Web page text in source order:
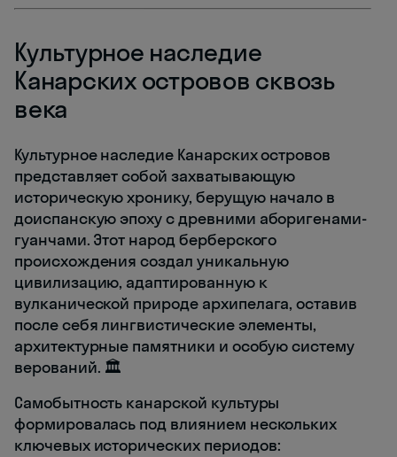
Культурное наследие
Канарских островов сквозь
века
Культурное наследие Канарских островов
представляет собой захватывающую
историческую хронику, берущую начало в
доиспанскую эпоху с древними аборигенами-
гуанчами. Этот народ берберского
происхождения создал уникальную
цивилизацию, адаптированную к
вулканической природе архипелага, оставив
после себя лингвистические элементы,
архитектурные памятники и особую систему
верований. 🏛️
Самобытность канарской культуры
формировалась под влиянием нескольких
ключевых исторических периодов: